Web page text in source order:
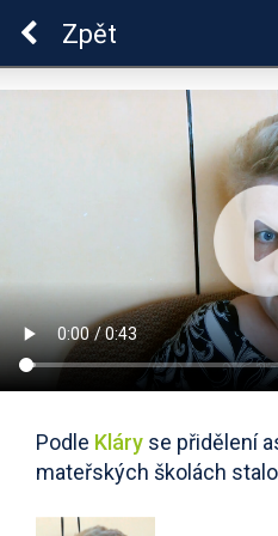
Zpět
Podle Kláry se přidělení
mateřských školách